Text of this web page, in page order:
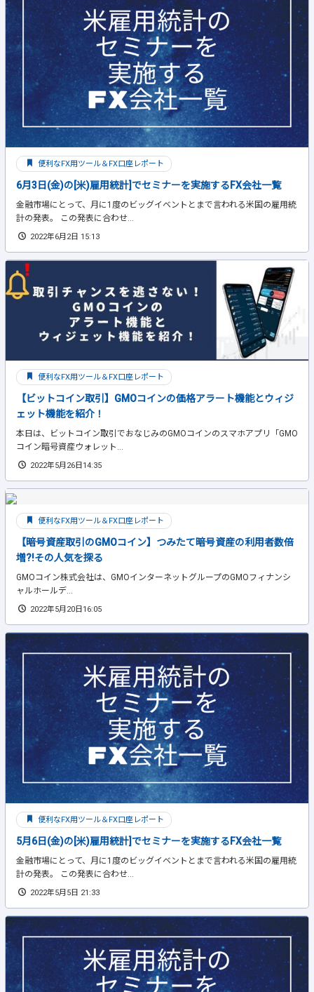
便利なFX用ツール＆FX口座レポート
6月3日(金)の[米)雇用統計]でセミナーを実施するFX会社一覧
金融市場にとって、月に1度のビッグイベントとまで言われる米国の雇用統
計の発表。 この発表に合わせ...
2022年6月2日 15:13
便利なFX用ツール＆FX口座レポート
【ビットコイン取引】GMOコインの価格アラート機能とウィジ
ェット機能を紹介！
本日は、ビットコイン取引でおなじみのGMOコインのスマホアプリ「GMO
コイン暗号資産ウォレット...
2022年5月26日14:35
便利なFX用ツール＆FX口座レポート
【暗号資産取引のGMOコイン】つみたて暗号資産の利用者数倍
増?!その人気を探る
GMOコイン株式会社は、GMOインターネットグループのGMOフィナンシ
ャルホールデ...
2022年5月20日16:05
便利なFX用ツール＆FX口座レポート
5月6日(金)の[米)雇用統計]でセミナーを実施するFX会社一覧
金融市場にとって、月に1度のビッグイベントとまで言われる米国の雇用統
計の発表。 この発表に合わせ...
2022年5月5日 21:33